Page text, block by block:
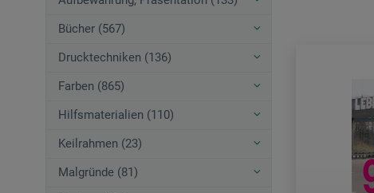
Bücher (567)
Drucktechniken (136)
Farben (865)
Hilfsmaterialien (110)
Keilrahmen (23)
Malgründe (81)